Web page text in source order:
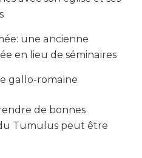
une ancienne
en lieu de séminaires
gallo-romaine
de bonnes
Tumulus peut être